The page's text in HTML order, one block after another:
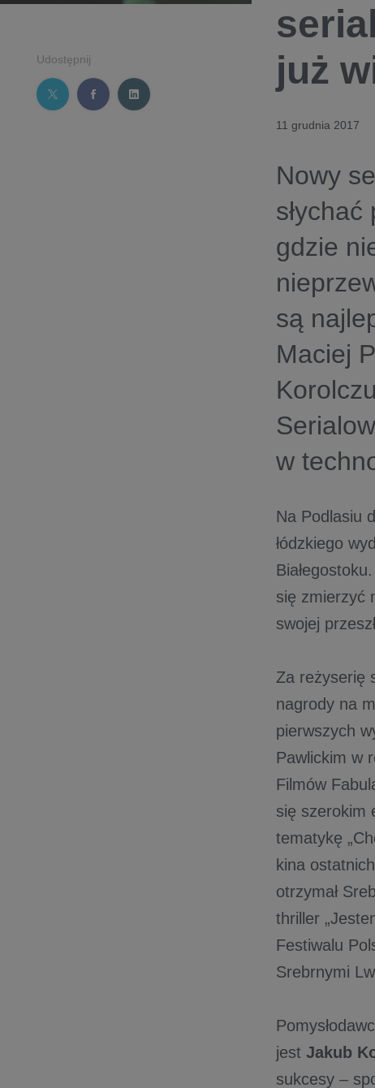
Udostępnij
już
11 grudnia 2017
Nowy
gdzie
są
Maciej
w
Na Podlasiu
łódzkiego
się zmierzyć
swojej
Za reżyserię
nagrody na
pierwszych
Pawlickim w
Filmów
się szerokim
tematykę
kina
otrzymał
thriller
Festiwalu
Srebrnymi
jest Jakub
sukcesy –